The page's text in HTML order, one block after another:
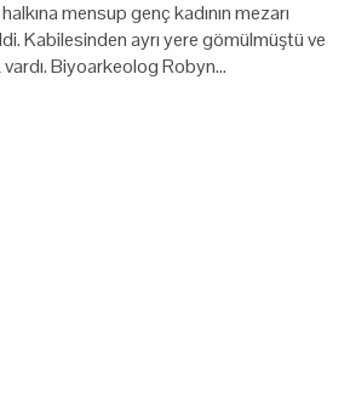
mensup genç kadının mezarı
Kabilesinden ayrı yere gömülmüştü ve
Biyoarkeolog Robyn…